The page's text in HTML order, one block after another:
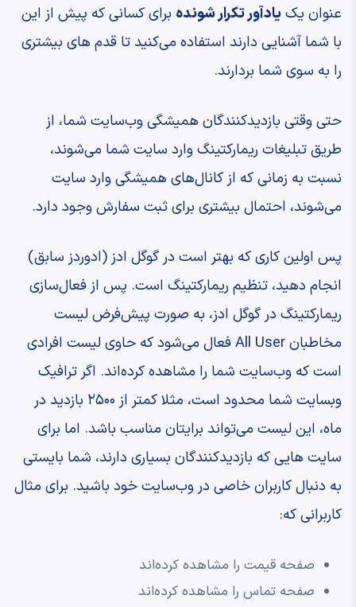
عنوان یکیادآور تکرار شوندهبرای کسانی که پیش از این
با شما آشنایی دارند استفاده می‌کنید تا قدم ‌های بیشتری
را به سوی شما بردارند.
حتی وقتی بازدیدکنندگان همیشگی وب‌سایت شما، از
طریق تبلیغات ریمارکتینگ وارد سایت شما می‌شوند،
نسبت به زمانی که از کانال‌های همیشگی وارد سایت
می‌شوند، احتمال بیشتری برای ثبت سفارش وجود دارد.
پس اولین کاری که بهتر است در گوگل ادز (ادوردز سابق)
انجام دهید، تنظیم ریمارکتینگ است. پس از فعال‌سازی
ریمارکتینگ در گوگل ادز، به صورت پیش‌فرض لیست
مخاطبان All User فعال می‌شود که حاوی لیست افرادی
است که وب‌سایت شما را مشاهده کرده‌اند. اگر ترافیک
وبسایت شما محدود است، مثلا کمتر از ۲۵۰۰ بازدید در
ماه، این لیست می‌تواند برایتان مناسب باشد. اما برای
سایت هایی که بازدیدکنندگان بسیاری دارند، شما بایستی
به دنبال کاربران خاصی در وب‌سایت خود باشید. برای مثال
کاربرانی که:
صفحه قیمت را مشاهده کرده‌اند
صفحه تماس را مشاهده کرده‌اند